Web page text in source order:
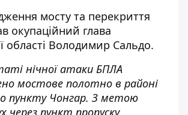
мосту та перекриття
окупаційний глава
області Володимир Сальдо.
нічної атаки БПЛА
мостове полотно в районі
пункту Чонгар. З метою
через пункт пропуску